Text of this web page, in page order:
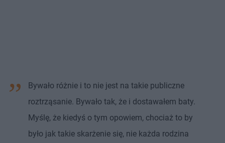
Bywało różnie i to nie jest na takie publiczne
roztrząsanie. Bywało tak, że i dostawałem baty.
Myślę, że kiedyś o tym opowiem, chociaż to by
było jak takie skarżenie się, nie każda rodzina